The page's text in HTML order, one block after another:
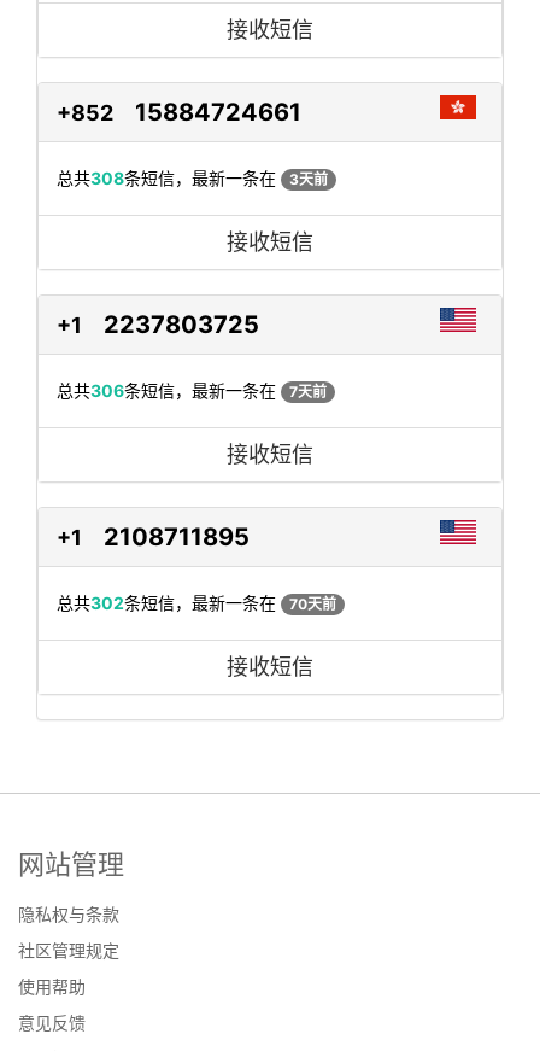
接收短信
+852 15884724661
总共308条短信，最新一条在 3天前
接收短信
+1 2237803725
总共306条短信，最新一条在 7天前
接收短信
+1 2108711895
总共302条短信，最新一条在 70天前
接收短信
网站管理
隐私权与条款
社区管理规定
使用帮助
意见反馈